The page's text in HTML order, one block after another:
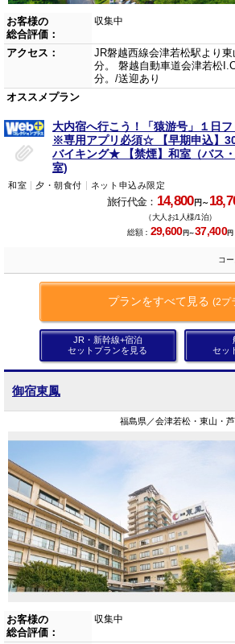
お客様の
総合評価：
収集中
アクセス：
JR磐越西線会津若松駅より
分。 磐越自動車道会津若松
分。/送迎あり
オススメプラン
大内宿へ行こう！「猿游号」１日
※専用アプリ必須☆ 【早期申込】
バイキング★ 【禁煙】和室（バス
室)
和室 夕・朝食付 ネット申込み限定
旅行代金： 14,800円～
（大人お1人様/1泊）
総額： 29,600円～37,400円
コ
プランをすべて見る (2プ
JR・新幹線+宿泊
セットプランを見る
セッ
御宿東鳳
福島県／会津若松・東山・
お客様の
総合評価：
収集中